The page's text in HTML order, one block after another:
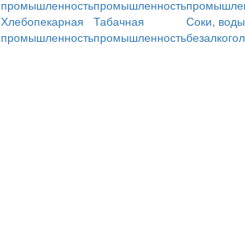
промышленностьпромышленность
Хлебопекарная
промышленность
Табачная
промышленность
Соки,